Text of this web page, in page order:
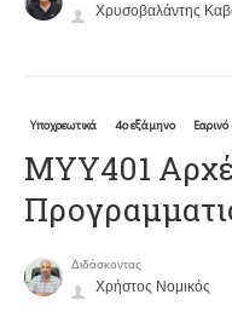
Χρυσοβαλάντης
Υποχρεωτικά 4ο εξάμηνο
ΜΥΥ401
Διδάσκοντας
Χρήστος Νομικός